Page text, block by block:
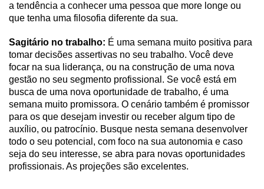
a tendência a conhecer uma pessoa que more longe ou
que tenha uma filosofia diferente da sua.
Sagitário no trabalho: É uma semana muito positiva para
tomar decisões assertivas no seu trabalho. Você deve
focar na sua liderança, ou na construção de uma nova
gestão no seu segmento profissional. Se você está em
busca de uma nova oportunidade de trabalho, é uma
semana muito promissora. O cenário também é promissor
para os que desejam investir ou receber algum tipo de
auxílio, ou patrocínio. Busque nesta semana desenvolver
todo o seu potencial, com foco na sua autonomia e caso
seja do seu interesse, se abra para novas oportunidades
profissionais. As projeções são excelentes.